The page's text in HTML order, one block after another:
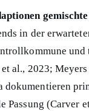
gemischte
in der
al., 2023;
dokumentieren
(Carver